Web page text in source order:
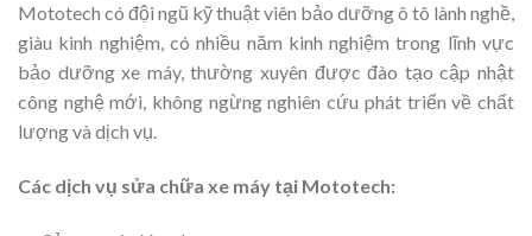
Mototech có đội ngũ kỹ thuật viên bảo dưỡng ô tô lành nghề,
giàu kinh nghiệm, có nhiều năm kinh nghiệm trong lĩnh vực
bảo dưỡng xe máy, thường xuyên được đào tạo cập nhật
công nghệ mới, không ngừng nghiên cứu phát triển về chất
lượng và dịch vụ.
Các dịch vụ sửa chữa xe máy tại Mototech: